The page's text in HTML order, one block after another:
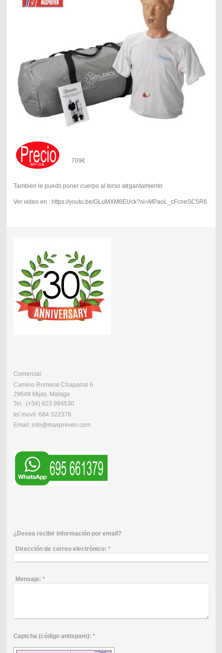
709€
Tambien le pueds poner cuerpo al torso atrgantamiento
Ver video en : https://youtu.be/GLuMXM6EUck?si=MPaoL_cFcneSC5R6
Comercial:
Camino Romeral Chaparral 6
29649 Mijas. Malaga
Tel. (+34) 923 994530
tel movil: 684 322376
Email: info@maxpreven.com
¿Desea recibir información por email?
Dirección de correo electrónico: *
Mensaje: *
Captcha (código antispam): *